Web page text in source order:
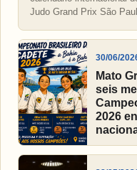
Judo Grand Prix São
30/06/
Mato
seis
2026